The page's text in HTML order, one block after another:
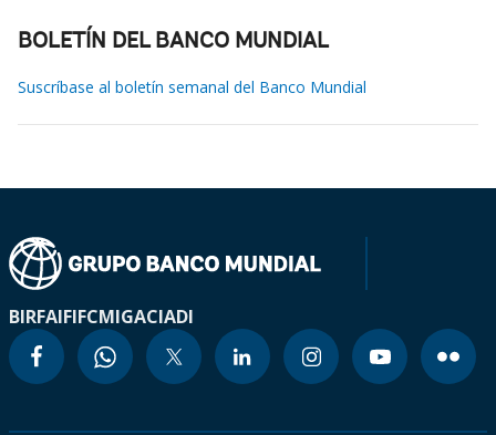
BOLETÍN DEL BANCO MUNDIAL
Suscríbase al boletín semanal del Banco Mundial
BIRFAIFIFCMIGACIADI